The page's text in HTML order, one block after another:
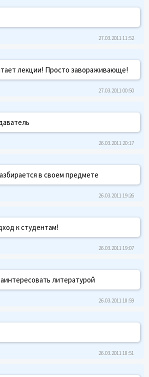
27.03.2011 11:52
лекции! Просто завораживающе!
27.03.2011 00:50
26.03.2011 20:17
в своем предмете
26.03.2011 19:26
к студентам!
26.03.2011 19:07
литературой
26.03.2011 18:59
26.03.2011 18:51